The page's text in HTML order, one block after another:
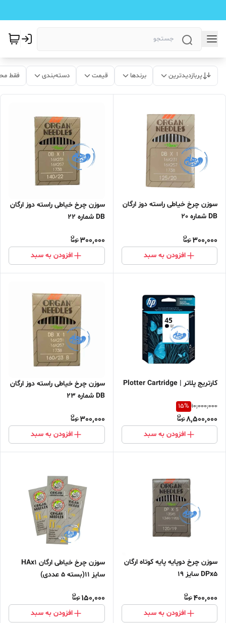
پربازدیدترین برندها قیمت دسته‌بندی فقط
سوزن چرخ خیاطی راسته دوز ارگان
DB شماره 20
300,000
افزودن به سبد
سوزن چرخ خیاطی راسته دوز ارگان
DB شماره 22
300,000
افزودن به سبد
کارتریج پلاتر | Plotter Cartridge
10,000,000
15%
8,500,000
افزودن به سبد
سوزن چرخ خیاطی راسته دوز ارگان
DB شماره 23
300,000
افزودن به سبد
سوزن چرخ دوپایه پایه کوتاه ارگان
DPx5 سایز ۱۹
400,000
افزودن به سبد
سوزن چرخ خیاطی ارگان HAx1
سایز 11(بسته 5 عددی)
150,000
افزودن به سبد